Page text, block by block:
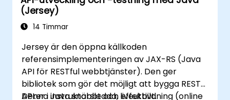
(Jersey)
14 Timmar
Jersey är den öppna källkoden
referensimplementeringen av JAX-RS (Java
API för RESTful webbtjänster). Den ger
bibliotek som gör det möjligt att bygga REST-
API:er i Java snabbt och effektivt.
Denna instruktörsledda, liveutbildning (online